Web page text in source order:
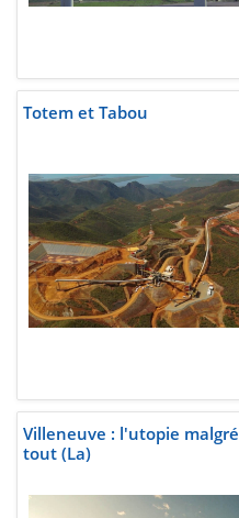
Totem et Tabou
Villeneuve : l'utopie malgré
tout (La)